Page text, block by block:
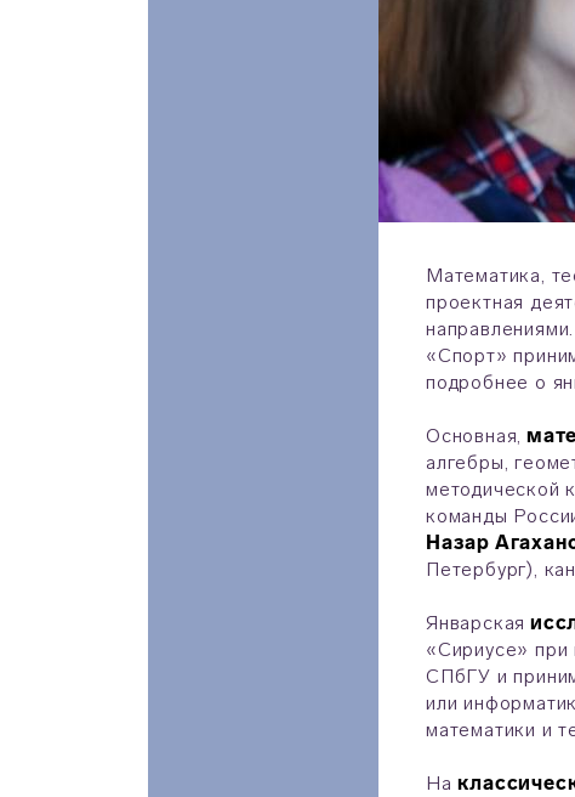
Математика,
проектная
«Спорт»
подробнее о
Основная,
алгебры,
методической
команды
Назар
Петербург),
Январская
«Сириусе»
СПбГУ и
или
математики и
На